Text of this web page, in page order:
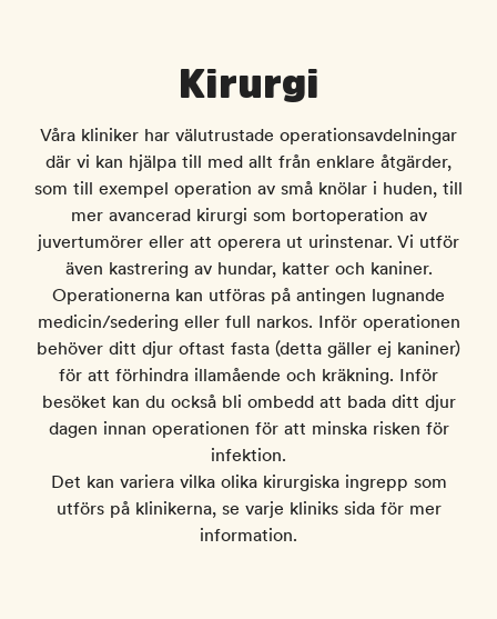
Kirurgi
Våra kliniker har välutrustade operationsavdelningar
där vi kan hjälpa till med allt från enklare åtgärder,
som till exempel operation av små knölar i huden, till
mer avancerad kirurgi som bortoperation av
juvertumörer eller att operera ut urinstenar. Vi utför
även kastrering av hundar, katter och kaniner.
Operationerna kan utföras på antingen lugnande
medicin/sedering eller full narkos. Inför operationen
behöver ditt djur oftast fasta (detta gäller ej kaniner)
för att förhindra illamående och kräkning. Inför
besöket kan du också bli ombedd att bada ditt djur
dagen innan operationen för att minska risken för
infektion.
Det kan variera vilka olika kirurgiska ingrepp som
utförs på klinikerna, se varje kliniks sida för mer
information.